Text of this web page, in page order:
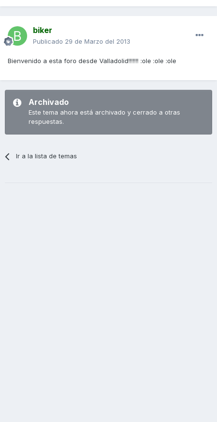
biker
Publicado 29 de Marzo del 2013
Bienvenido a esta foro desde Valladolid!!!!!!! :ole :ole :ole
Archivado
Este tema ahora está archivado y cerrado a otras
respuestas.
Ir a la lista de temas